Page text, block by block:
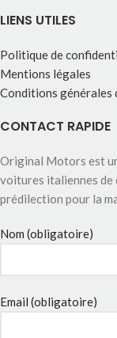
LIENS UTILES
Politique de
Mentions légales
Conditions générales
CONTACT RAPIDE
Original Motors est
voitures italiennes de
prédilection pour la
Nom (obligatoire)
Email (obligatoire)